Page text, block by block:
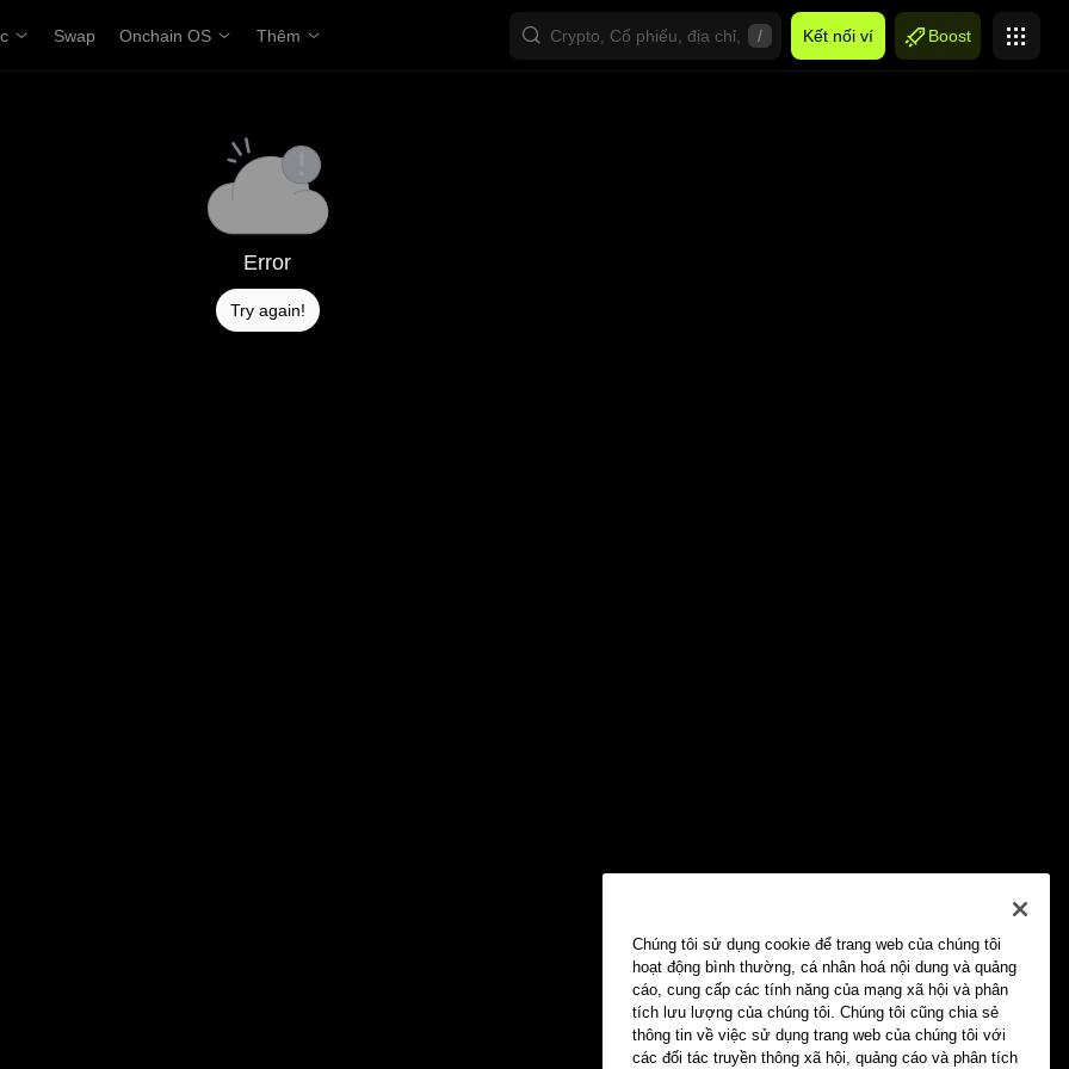
Swap Onchain OS Thêm / Kết nối ví Boost
Error
Try again!
Chúng tôi sử dụng cookie để trang web của chúng tôi
hoạt động bình thường, cá nhân hoá nội dung và quảng
cáo, cung cấp các tính năng của mạng xã hội và phân
tích lưu lượng của chúng tôi. Chúng tôi cũng chia sẻ
thông tin về việc sử dụng trang web của chúng tôi với
các đối tác truyền thông xã hội, quảng cáo và phân tích